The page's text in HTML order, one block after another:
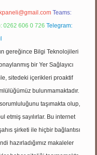
Teams:
0262 606 0 726 Telegram:
gereğince Bilgi Teknolojileri
bir Yer Sağlayıcı
sitedeki içerikleri proaktif
bulunmamaktadır.
taşımakta olup,
etmiş sayılırlar. Bu internet
şirketi ile hiçbir bağlantısı
hazırladığımız makaleler